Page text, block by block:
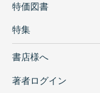
特価図書
特集
書店様へ
著者ログイン